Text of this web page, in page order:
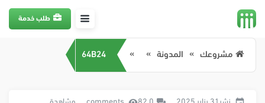
طلب خدمة
مشروعك المدونة 64B24